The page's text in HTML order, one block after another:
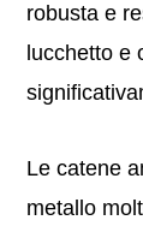
robusta e
lucchetto e
Le catene
metallo